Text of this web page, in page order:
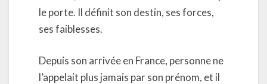
le porte. Il définit son destin, ses forces,
ses faiblesses.
Depuis son arrivée en France, personne ne
l’appelait plus jamais par son prénom, et il